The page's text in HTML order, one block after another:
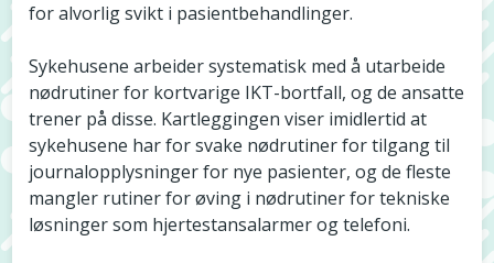
for alvorlig svikt i pasientbehandlinger.
Sykehusene arbeider systematisk med å utarbeide
nødrutiner for kortvarige IKT-bortfall, og de ansatte
trener på disse. Kartleggingen viser imidlertid at
sykehusene har for svake nødrutiner for tilgang til
journalopplysninger for nye pasienter, og de fleste
mangler rutiner for øving i nødrutiner for tekniske
løsninger som hjertestansalarmer og telefoni.